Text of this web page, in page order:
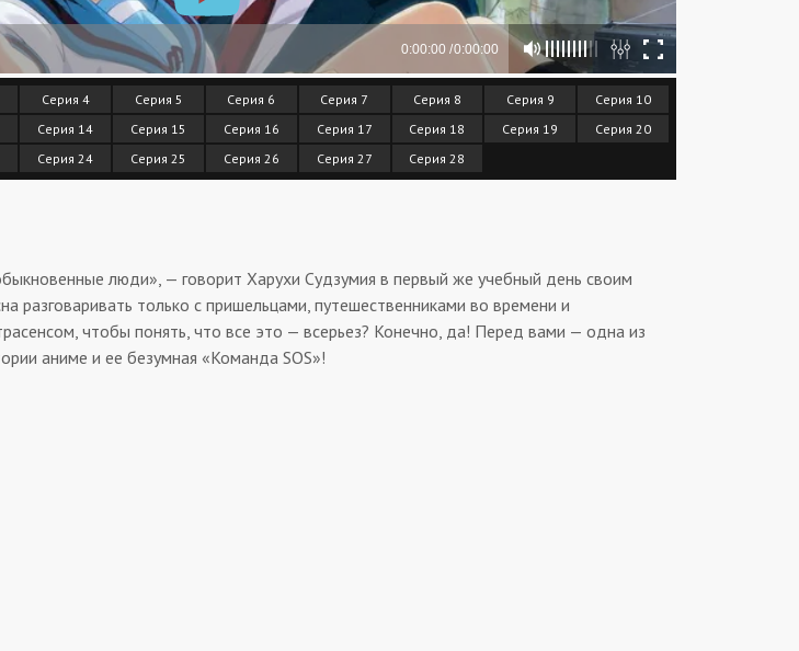
Серия 4 Серия 5 Серия 6 Серия 7 Серия 8 Серия 9
Серия 10
Серия 14 Серия 15 Серия 16 Серия 17 Серия 18 Серия 19
Серия 20
Серия 24 Серия 25 Серия 26 Серия 27 Серия 28
люди», — говорит Харухи Судзумия в первый же учебный день своим
разговаривать только с пришельцами, путешественниками во времени и
чтобы понять, что все это — всерьез? Конечно, да! Перед вами — одна из
аниме и ее безумная «Команда SOS»!